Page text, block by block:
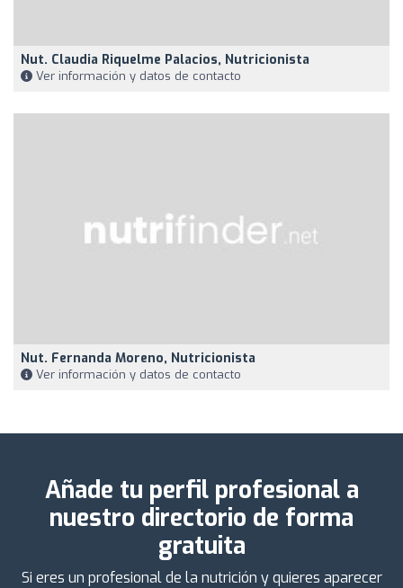
Nut. Claudia Riquelme Palacios, Nutricionista
Ver información y datos de contacto
Nut. Fernanda Moreno, Nutricionista
Ver información y datos de contacto
Añade tu perfil profesional a
nuestro directorio de forma
gratuita
Si eres un profesional de la nutrición y quieres aparecer